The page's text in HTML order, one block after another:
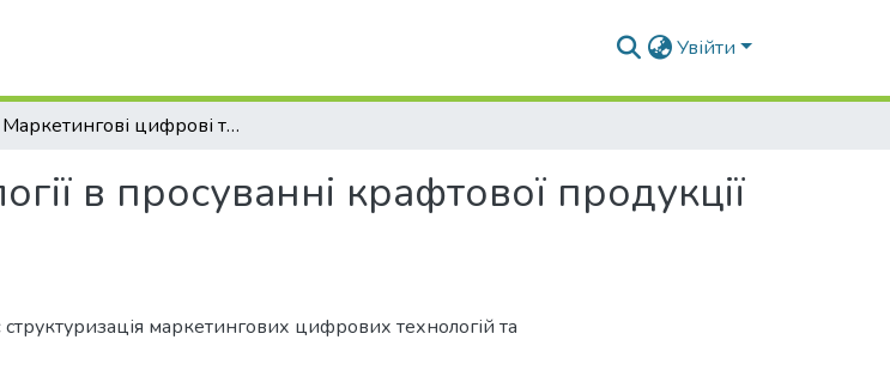
Увійти
Маркетингові цифрові технології в просуванні крафтової продукції підприємств.
в просуванні крафтової продукції
структуризація маркетингових цифрових технологій та